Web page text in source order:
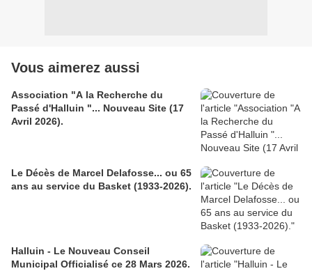
Vous aimerez aussi
Association "A la Recherche du
Passé d'Halluin "... Nouveau Site (17
Avril 2026).
Le Décès de Marcel Delafosse... ou 65
ans au service du Basket (1933-2026).
Halluin - Le Nouveau Conseil
Municipal Officialisé ce 28 Mars 2026.